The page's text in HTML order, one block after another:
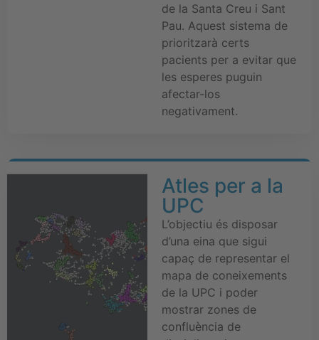
de la Santa Creu i Sant
Pau. Aquest sistema de
prioritzarà certs
pacients per a evitar que
les esperes puguin
afectar-los
negativament.
Atles per a la
UPC
L’objectiu és disposar
d’una eina que sigui
capaç de representar el
mapa de coneixements
de la UPC i poder
mostrar zones de
confluència de